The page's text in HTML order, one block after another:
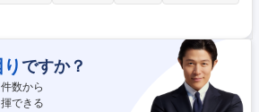
性向上、技術者効率向上、DX推進の企画及び
セキュリティ、情報セキュリティ、OTセキュリ
略立案・構築・運用業務 ■工場運営を支える基
四日市【社内SE】業界
メモリメーカー_Y2645
ですか？
数から
できる